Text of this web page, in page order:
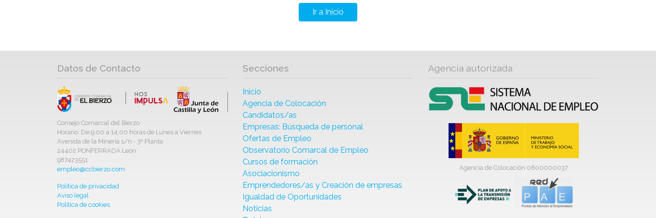
Ir a Inicio
Datos de Contacto
Consejo Comarcal del Bierzo
Horario: De 9,00 a 14,00 horas de Lunes a Viernes
Avenida de la Minería s/n - 3ª Planta
24402 PONFERRADA León
987423551
empleo@ccbierzo.com
Política de privacidad
Aviso legal
Política de cookies
Secciones
Inicio
Agencia de Colocación
Candidatos/as
Empresas: Búsqueda de personal
Ofertas de Empleo
Observatorio Comarcal de Empleo
Cursos de formación
Asociacionismo
Emprendedores/as y Creación de empresas
Igualdad de Oportunidades
Noticias
Agencia autorizada
Agencia de Colocación 0800000037